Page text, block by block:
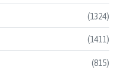
(1324)
(1411)
(815)